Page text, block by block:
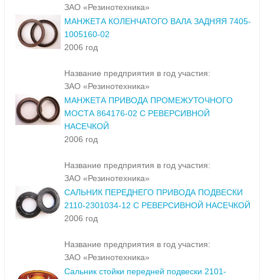
ЗАО «Резинотехника»
МАНЖЕТА КОЛЕНЧАТОГО ВАЛА ЗАДНЯЯ 7405-
1005160-02
2006 год
Название предприятия в год участия:
ЗАО «Резинотехника»
МАНЖЕТА ПРИВОДА ПРОМЕЖУТОЧНОГО
МОСТА 864176-02 С РЕВЕРСИВНОЙ
НАСЕЧКОЙ
2006 год
Название предприятия в год участия:
ЗАО «Резинотехника»
САЛЬНИК ПЕРЕДНЕГО ПРИВОДА ПОДВЕСКИ
2110-2301034-12 С РЕВЕРСИВНОЙ НАСЕЧКОЙ
2006 год
Название предприятия в год участия:
ЗАО «Резинотехника»
Сальник стойки передней подвески 2101-